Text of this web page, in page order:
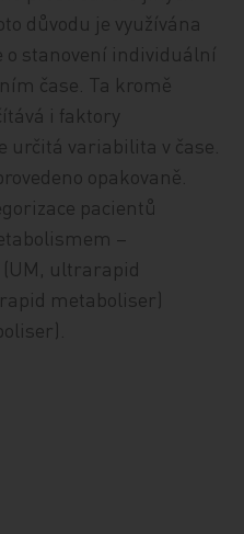
důvodu je využívána
o stanovení individuální
čase. Ta kromě
i faktory
určitá variabilita v čase.
opakovaně.
pacientů
–
ultrarapid
metaboliser)